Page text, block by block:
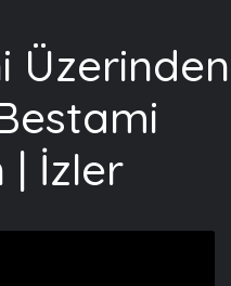
Üzerinden
| İzler